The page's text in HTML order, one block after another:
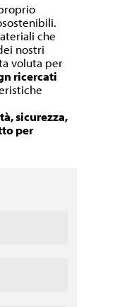
che
nostri
voluta per
ricercati
sicurezza,
per